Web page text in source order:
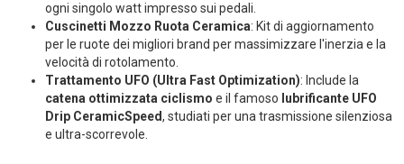
ogni singolo watt impresso sui pedali.
Cuscinetti Mozzo Ruota Ceramica: Kit di aggiornamento
per le ruote dei migliori brand per massimizzare l'inerzia e la
velocità di rotolamento.
Trattamento UFO (Ultra Fast Optimization): Include la
catena ottimizzata ciclismo e il famoso lubrificante UFO
Drip CeramicSpeed, studiati per una trasmissione silenziosa
e ultra-scorrevole.